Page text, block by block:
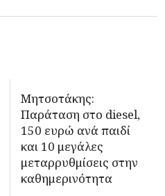
Μητσοτάκης:
Παράταση στο diesel,
150 ευρώ ανά παιδί
και 10 μεγάλες
μεταρρυθμίσεις στην
καθημερινότητα